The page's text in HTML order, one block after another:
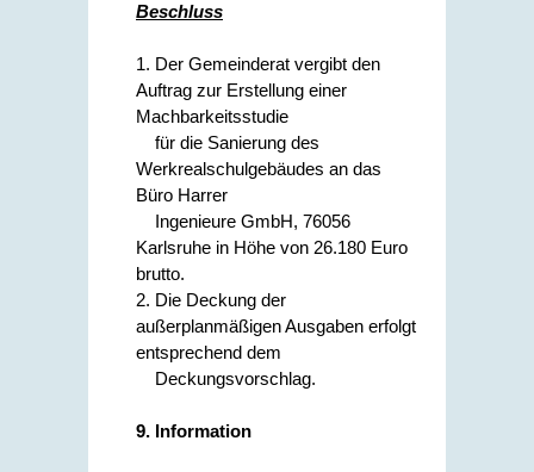
Beschluss
1. Der Gemeinderat vergibt den
Auftrag zur Erstellung einer
Machbarkeitsstudie
für die Sanierung des
Werkrealschulgebäudes an das
Büro Harrer
Ingenieure GmbH, 76056
Karlsruhe in Höhe von 26.180 Euro
brutto.
2. Die Deckung der
außerplanmäßigen Ausgaben erfolgt
entsprechend dem
Deckungsvorschlag.
9. Information